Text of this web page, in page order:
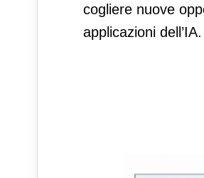
cogliere nuove
applicazioni dell’IA.